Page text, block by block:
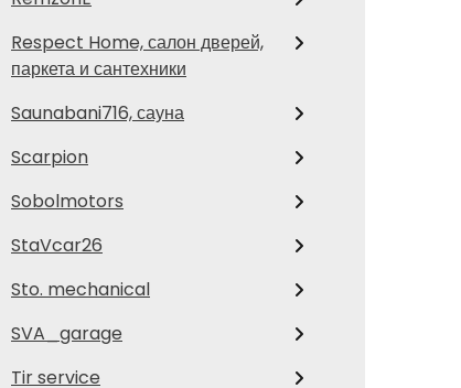
Respect Home, салон дверей,
паркета и сантехники
Saunabani716, сауна
Scarpion
Sobolmotors
StaVcar26
Sto. mechanical
SVA_garage
Tir service